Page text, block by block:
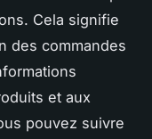
Cela signifie
des commandes
et aux
pouvez suivre